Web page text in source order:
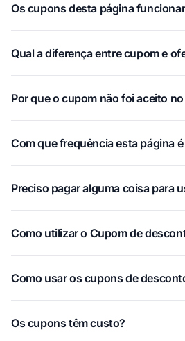
Os cupons desta página
Qual a diferença entre cupom e
Por que o cupom não foi aceito
Com que frequência esta página
Preciso pagar alguma coisa para
Como utilizar o Cupom de
Como usar os cupons de
Os cupons têm custo?